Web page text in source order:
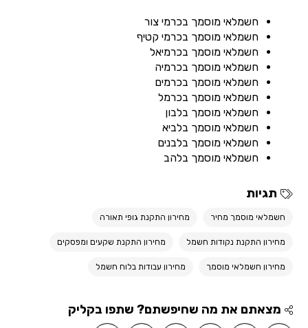
חשמלאי מוסמך בכרמי צור
חשמלאי מוסמך בכרמי קטיף
חשמלאי מוסמך בכרמיאל
חשמלאי מוסמך בכרמיה
חשמלאי מוסמך בכרמים
חשמלאי מוסמך בכרמל
חשמלאי מוסמך בלבון
חשמלאי מוסמך בלביא
חשמלאי מוסמך בלבנים
חשמלאי מוסמך בלהב
תגיות
חשמלאי מוסמך מחיר מחירון התקנת גופי תאורה
מחירון התקנת נקודות חשמל מחירון התקנת שקעים ומפסקים
מחירון חשמלאי מוסמך מחירון עבודות בלוח חשמל
מצאתם את מה שחיפשתם? שתפו בקליק